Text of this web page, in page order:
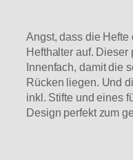
Angst, dass die
Hefthalter auf. Dieser
Innenfach, damit die
Rücken liegen. Und
inkl. Stifte und eines
Design perfekt zum